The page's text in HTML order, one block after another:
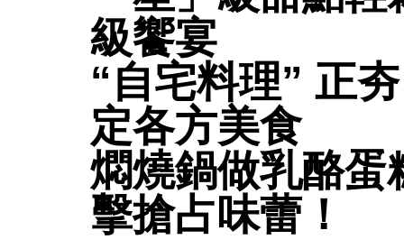
級饗宴
“自宅料理” 正
定各方美食
燜燒鍋做乳酪蛋
擊搶占味蕾！